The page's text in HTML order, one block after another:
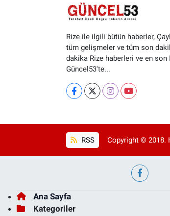
Rize ile ilgili bütün haberler,
tüm gelişmeler ve tüm son
dakika Rize haberleri ve en son
Güncel53'te...
RSS Copyright © 2018.
Ana Sayfa
Kategoriler